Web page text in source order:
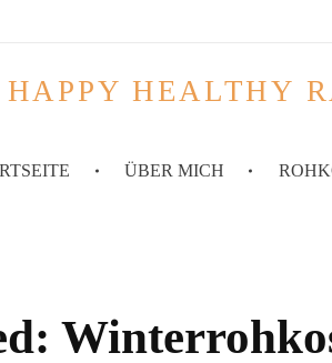
HAPPY HEALTHY
ÜBER MICH